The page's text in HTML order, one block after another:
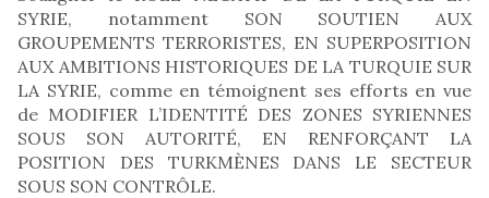
SYRIE, notamment SON SOUTIEN AUX
GROUPEMENTS TERRORISTES, EN SUPERPOSITION
AUX AMBITIONS HISTORIQUES DE LA TURQUIE SUR
LA SYRIE, comme en témoignent ses efforts en vue
de MODIFIER L’IDENTITÉ DES ZONES SYRIENNES
SOUS SON AUTORITÉ, EN RENFORÇANT LA
POSITION DES TURKMÈNES DANS LE SECTEUR
SOUS SON CONTRÔLE.